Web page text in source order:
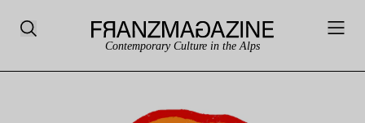
Contemporary Culture in the Alps